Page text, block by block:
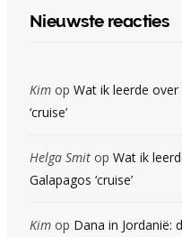
Nieuwste reacties
Kim op Wat ik leerde
‘cruise’
Helga Smit op Wat ik
Galapagos ‘cruise’
Kim op Dana in Jordanië: